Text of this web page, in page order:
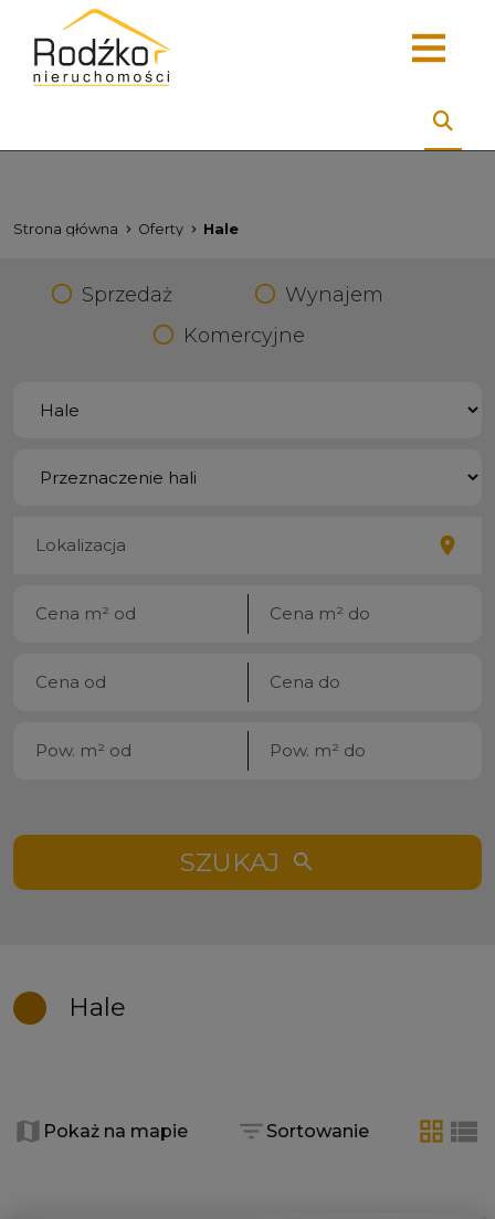
Strona główna Oferty Hale
Sprzedaż
Wynajem
Komercyjne
SZUKAJ
Hale
−
Pokaż na mapie Sortowanie
tabela